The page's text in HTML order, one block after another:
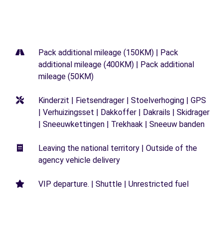
Pack additional mileage (150KM) | Pack
additional mileage (400KM) | Pack additional
mileage (50KM)
Kinderzit | Fietsendrager | Stoelverhoging | GPS
| Verhuizingsset | Dakkoffer | Dakrails | Skidrager
| Sneeuwkettingen | Trekhaak | Sneeuw banden
Leaving the national territory | Outside of the
agency vehicle delivery
VIP departure. | Shuttle | Unrestricted fuel